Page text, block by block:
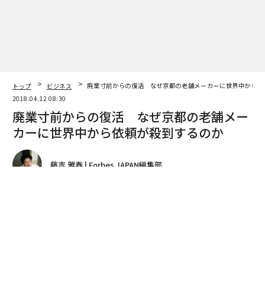
トップ ビジネス
廃業寸前からの復活 なぜ京都の老舗メーカーに世界中から依
2018.04.12 08:30
廃業寸前からの復活 なぜ京都の老舗メー
カーに世界中から依頼が殺到するのか
藤吉 雅春 | Forbes JAPAN編集部